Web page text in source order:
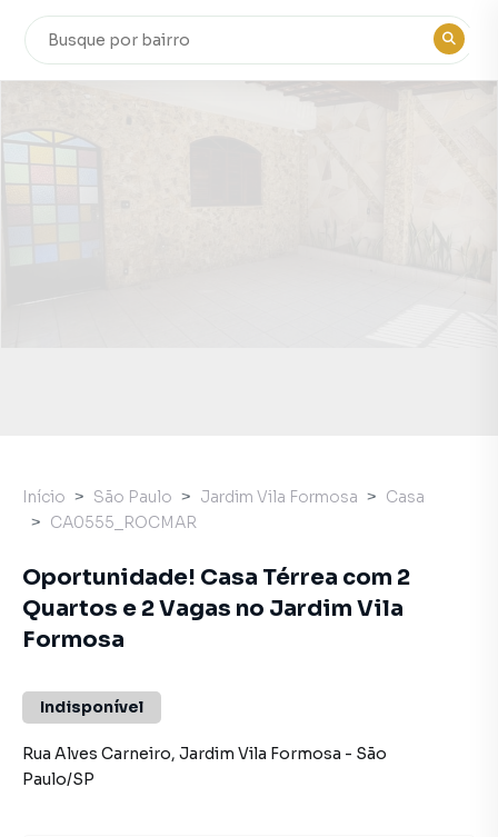
Início São Paulo Jardim Vila Formosa
Casa
CA0555_ROCMAR
Oportunidade! Casa Térrea com 2
Quartos e 2 Vagas no Jardim Vila
Formosa
Indisponível
Rua Alves Carneiro, Jardim Vila Formosa - São
Paulo/SP